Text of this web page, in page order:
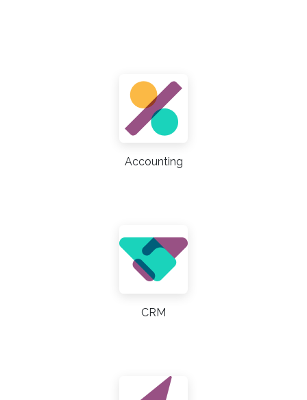
Accounting
CRM